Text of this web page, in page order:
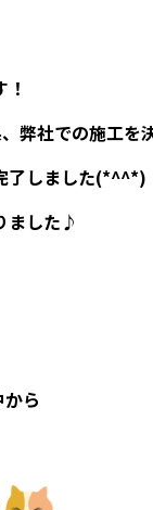
弊社での施工を
了しました(*^^*)
ました♪
ら